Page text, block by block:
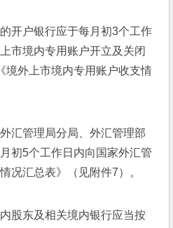
开户银行应于每月初3个工作
市境内专用账户开立及关闭
境外上市境内专用账户收支情
汇管理局分局、外汇管理部
初5个工作日内向国家外汇管
况汇总表》（见附件7）。
股东及相关境内银行应当按